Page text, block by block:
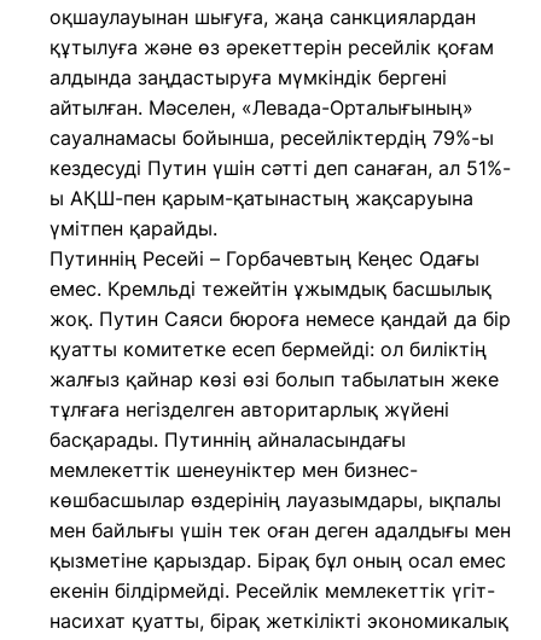
оқшаулауынан шығуға, жаңа санкциялардан
құтылуға және өз әрекеттерін ресейлік қоғам
алдында заңдастыруға мүмкіндік бергені
айтылған. Мәселен, «Левада-Орталығының»
сауалнамасы бойынша, ресейліктердің 79%-ы
кездесуді Путин үшін сәтті деп санаған, ал 51%-
ы АҚШ-пен қарым-қатынастың жақсаруына
үмітпен қарайды.
Путиннің Ресейі – Горбачевтың Кеңес Одағы
емес. Кремльді тежейтін ұжымдық басшылық
жоқ. Путин Саяси бюроға немесе қандай да бір
қуатты комитетке есеп бермейді: ол биліктің
жалғыз қайнар көзі өзі болып табылатын жеке
тұлғаға негізделген авторитарлық жүйені
басқарады. Путиннің айналасындағы
мемлекеттік шенеуніктер мен бизнес-
көшбасшылар өздерінің лауазымдары, ықпалы
мен байлығы үшін тек оған деген адалдығы мен
қызметіне қарыздар. Бірақ бұл оның осал емес
екенін білдірмейді. Ресейлік мемлекеттік үгіт-
насихат қуатты, бірақ жеткілікті экономикалық